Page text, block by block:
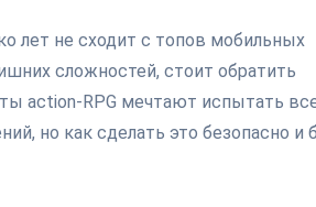
лет не сходит с топов мобильных
сложностей, стоит обратить
action-RPG мечтают испытать
но как сделать это безопасно и